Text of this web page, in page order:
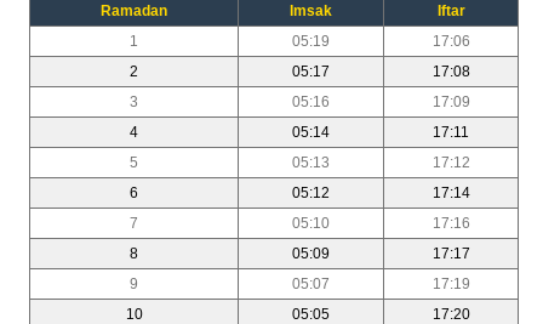
Ramadan Imsak
Iftar
1
05:19
17:06
2
05:17
17:08
3
05:16
17:09
4
05:14
17:11
5
05:13
17:12
6
05:12
17:14
7
05:10
17:16
8
05:09
17:17
9
05:07
17:19
10
05:05
17:20